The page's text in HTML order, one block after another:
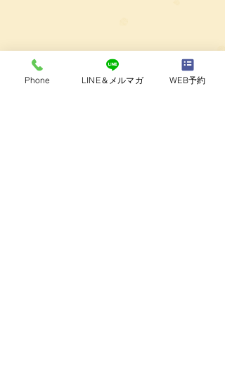
Phone LINE＆メルマガ WEB予約